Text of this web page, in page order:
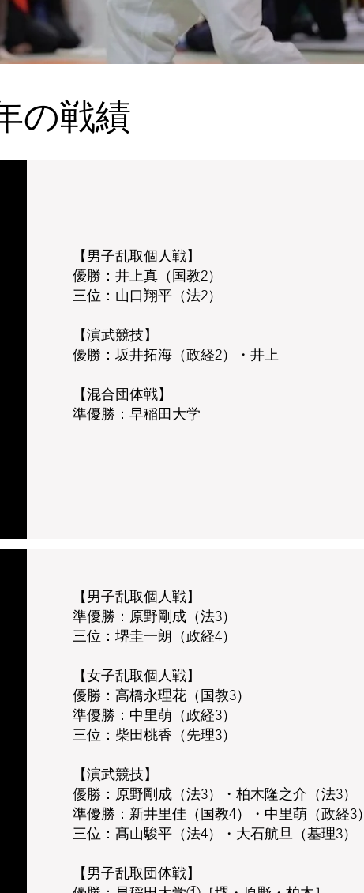
の戦績
【男子乱取個人戦】
優勝：井上真（国教2）
三位：山口翔平（法2）
【演武競技】
優勝：坂井拓海（政経2）・井上
【​混合団体戦】
準優勝：早稲田大学
【男子乱取個人戦】
準優勝：原野剛成（法3）
三位：堺圭一朗（政経4）
【女子乱取個人戦】
優勝：高橋永理花（国教3）
準優勝：中里萌（政経3）
三位：柴田桃香（先理3）
【演武競技】
優勝：原野剛成（法3）・柏木隆之介（法3）
準優勝：新井里佳（国教4）・中里萌（政経3）
三位：髙山駿平（法4）・大石航旦（基理3）
【男子乱取団体戦】